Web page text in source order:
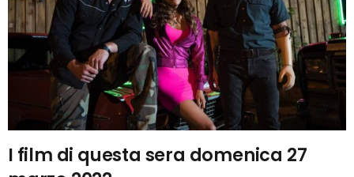
I film di questa sera domenica 27